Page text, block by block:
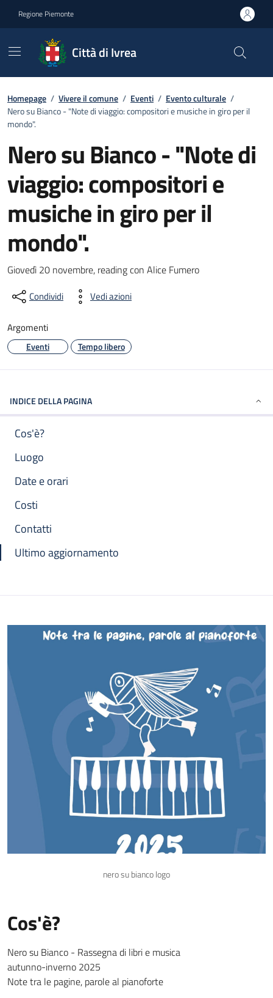
Regione Piemonte
Città di Ivrea
Homepage / Vivere il comune / Eventi / Evento culturale /
Nero su Bianco - "Note di viaggio: compositori e musiche in giro per il
mondo".
Nero su Bianco - "Note di
viaggio: compositori e
musiche in giro per il
mondo".
Descrizione Breve
Giovedì 20 novembre, reading con Alice Fumero
Condividi Vedi azioni
Argomenti
Eventi Tempo libero
INDICE DELLA PAGINA
Cos'è?
Luogo
Date e orari
Costi
Contatti
Ultimo aggiornamento
nero su bianco logo
Cos'è?
Nero su Bianco - Rassegna di libri e musica
autunno-inverno 2025
Note tra le pagine, parole al pianoforte